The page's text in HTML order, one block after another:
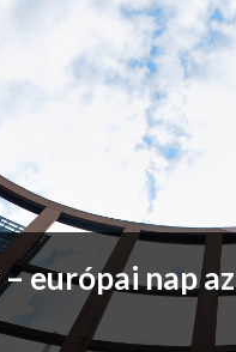
európai nap az